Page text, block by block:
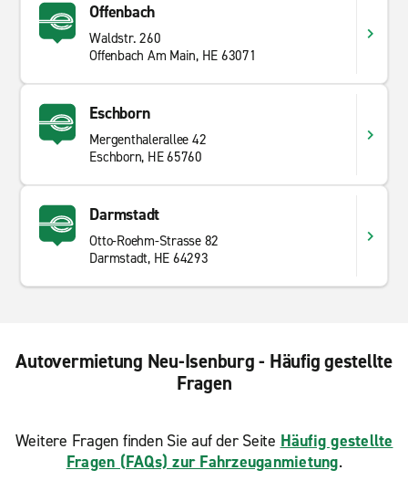
Offenbach
Waldstr. 260
Offenbach Am Main, HE 63071
Eschborn
Mergenthalerallee 42
Eschborn, HE 65760
Darmstadt
Otto-Roehm-Strasse 82
Darmstadt, HE 64293
Autovermietung Neu-Isenburg - Häufig gestellte
Fragen
Weitere Fragen finden Sie auf der Seite Häufig gestellte
Fragen (FAQs) zur Fahrzeuganmietung.